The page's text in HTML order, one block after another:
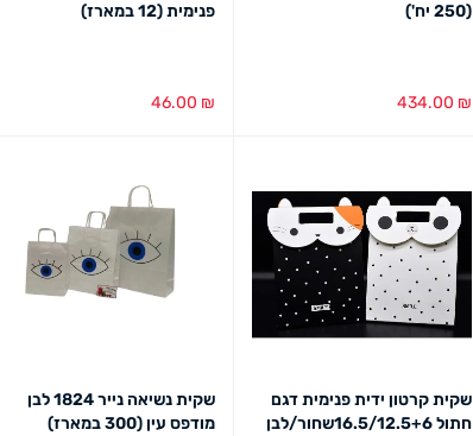
(250 יח')
434.00 ₪
פנימית (12 במארז)
46.00 ₪
שקית קרטון ידית פנימית דגם
חתול 16.5/12.5+6שחור/לבן
שקית נשיאה נייר 1824 לבן
מודפס עין (300 במארז)